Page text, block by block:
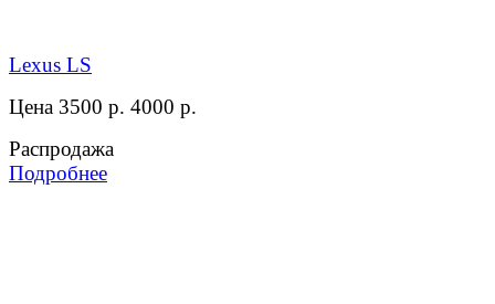
Lexus LS
Цена 3500 р. 4000 р.
Распродажа
Подробнее